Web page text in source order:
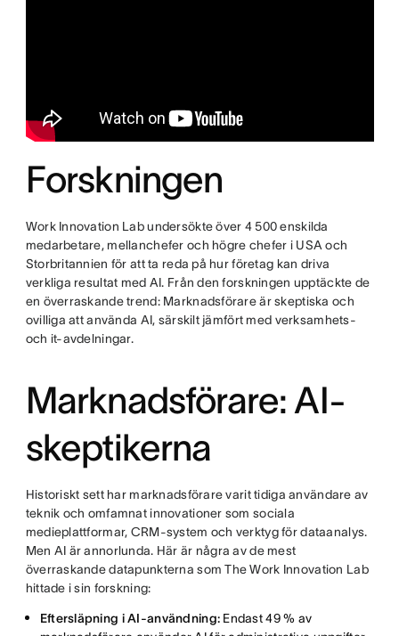
Forskningen
Work Innovation Lab undersökte över 4 500 enskilda
medarbetare, mellanchefer och högre chefer i USA och
Storbritannien för att ta reda på hur företag kan driva
verkliga resultat med AI. Från den forskningen upptäckte de
en överraskande trend: Marknadsförare är skeptiska och
ovilliga att använda AI, särskilt jämfört med verksamhets-
och it-avdelningar.
Marknadsförare: AI-
skeptikerna
Historiskt sett har marknadsförare varit tidiga användare av
teknik och omfamnat innovationer som sociala
medieplattformar, CRM-system och verktyg för dataanalys.
Men AI är annorlunda. Här är några av de mest
överraskande datapunkterna som The Work Innovation Lab
hittade i sin forskning:
Eftersläpning i AI-användning: Endast 49 % av